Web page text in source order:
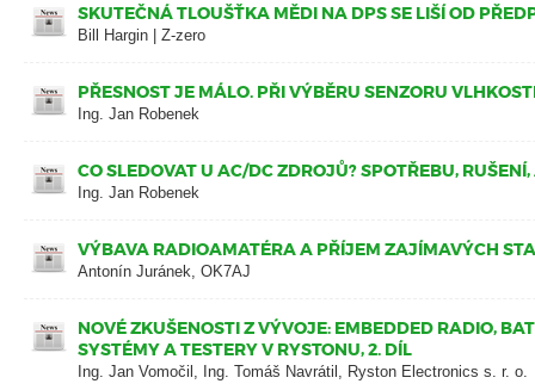
SKUTEČNÁ TLOUŠŤKA MĚDI NA DPS SE LIŠÍ OD
Bill Hargin | Z-zero
PŘESNOST JE MÁLO. PŘI VÝBĚRU SENZORU
Ing. Jan Robenek
CO SLEDOVAT U AC/DC ZDROJŮ? SPOTŘEBU,
Ing. Jan Robenek
VÝBAVA RADIOAMATÉRA A PŘÍJEM ZAJÍMAVÝCH
Antonín Juránek, OK7AJ
NOVÉ ZKUŠENOSTI Z VÝVOJE: EMBEDDED RADIO,
SYSTÉMY A TESTERY V RYSTONU, 2. DÍL
Ing. Jan Vomočil, Ing. Tomáš Navrátil, Ryston Electronics s. r. o.